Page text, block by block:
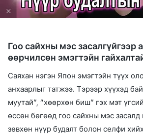
Гоо сайхны мэс засалгүйгээр
өөрчилсөн эмэгтэйн
Саяхан нэгэн Япон эмэгтэйн түүх
анхаарлыг татжээ. Тэрээр хүүхэд
муутай”, “хөөрхөн биш” гэх мэт
өссөн бөгөөд гоо сайхны мэс засалд
зөвхөн нүүр будалт болон селфи